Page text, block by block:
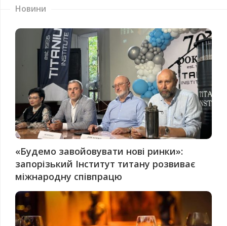
Новини
«Будемо завойовувати нові ринки»:
запорізький Інститут титану розвиває
міжнародну співпрацю